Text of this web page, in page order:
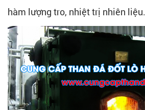
hàm lượng tro, nhiệt trị nhiên liệu.